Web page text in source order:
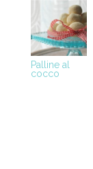
Palline al
cocco